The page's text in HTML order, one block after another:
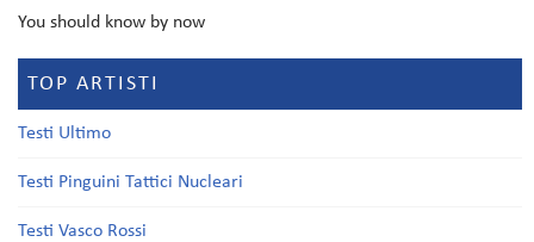
You should know by now
TOP ARTISTI
Testi Ultimo
Testi Pinguini Tattici Nucleari
Testi Vasco Rossi